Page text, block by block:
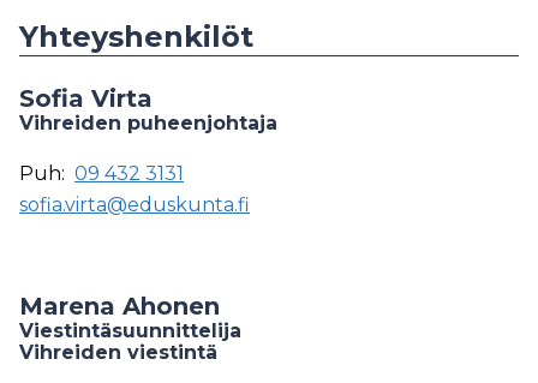
Yhteyshenkilöt
Sofia Virta
Vihreiden puheenjohtaja
Puh: 09 432 3131
sofia.virta@eduskunta.fi
Marena Ahonen
Viestintäsuunnittelija
Vihreiden viestintä